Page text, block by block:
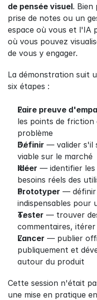
de pensée visuel. Bien
prise de notes ou un
espace où vous et l'IA
où vous pouvez
de vous y engager.
La démonstration suit
six étapes :
Faire preuve
les points de
problème
Définir — valider s'il
viable sur le marché
Idéer — identifier les
besoins réels des
Prototyper — définir
indispensables pour
Tester — trouver
commentaires, itérer
Lancer — publier
publiquement et
autour du produit
Cette session n'était
une mise en pratique